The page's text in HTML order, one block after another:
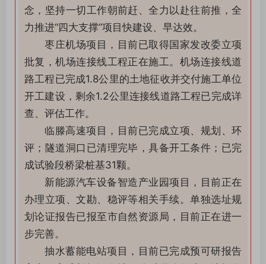
念，坚持一切工作朝前赶、全力以赴往前推，全
力推进“四大支撑”项目快建设、早达效。
枣庄机场项目，目前已取得国家发改委立项
批复，机场连接线工程正在施工。机场连接线道
路工程已完成1.8公里的土地征收并交付施工单位
开工建设，剩余1.2公里连接线道路工程已完成详
查、评估工作。
临滕高速项目，目前已完成立项、规划、环
评；隧道洞口已清理完毕，具备开工条件；已完
成试验段桥梁桩基31颗。
新能源汽车设备智造产业园项目，目前正在
办理立项、文勘、稳评等相关手续。单独选址规
划论证报告已报至市自然资源局，目前正在进一
步完善。
抽水蓄能电站项目，目前已完成预可研报告